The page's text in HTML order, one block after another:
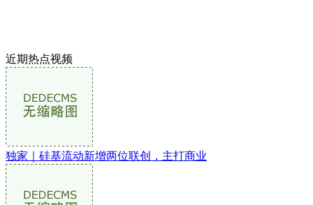
近期热点视频
独家｜硅基流动新增两位联创，主打商业